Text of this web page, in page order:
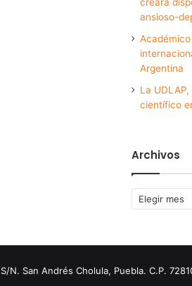
ansioso-
Argentina
La
científico
Archivos
Archivos
San Andrés Cholula, Puebla. C.P.